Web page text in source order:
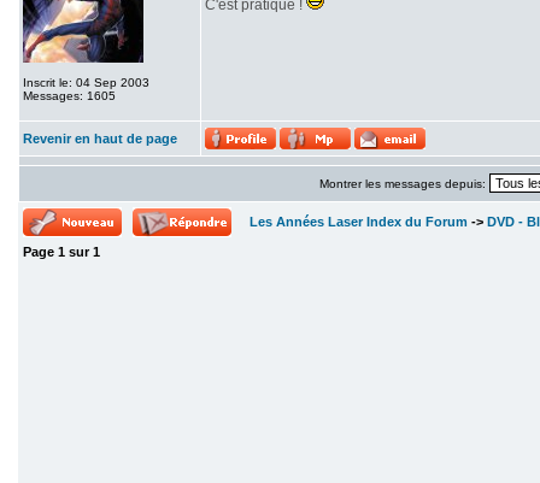
Inscrit le: 04 Sep 2003
Messages: 1605
C'est pratique !
Revenir en haut de page
Montrer les messages depuis:
Les Années Laser Index du Forum -> DVD -
Page 1 sur1